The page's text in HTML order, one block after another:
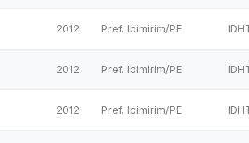
2012 Pref. Ibimirim/PE
2012 Pref. Ibimirim/PE
2012 Pref. Ibimirim/PE